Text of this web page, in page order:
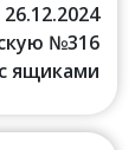
№316
ящиками